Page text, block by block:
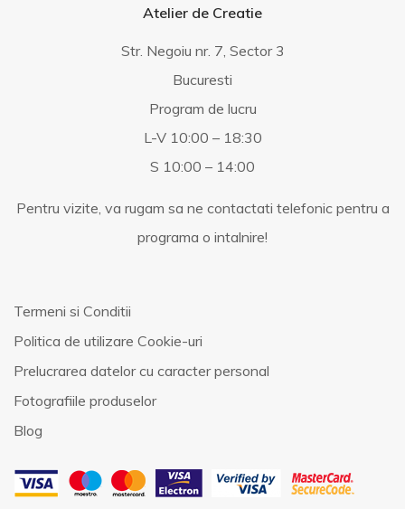
Atelier de Creatie
Str. Negoiu nr. 7, Sector 3
Bucuresti
Program de lucru
L-V 10:00 – 18:30
S 10:00 – 14:00
Pentru vizite, va rugam sa ne contactati telefonic pentru a
programa o intalnire!
Termeni si Conditii
Politica de utilizare Cookie-uri
Prelucrarea datelor cu caracter personal
Fotografiile produselor
Blog